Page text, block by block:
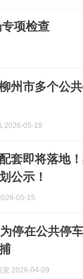
项检查
州市多个公
2026-05-19
套即将落地
公示！
05-15
停在公共停
宠 2026-04-09